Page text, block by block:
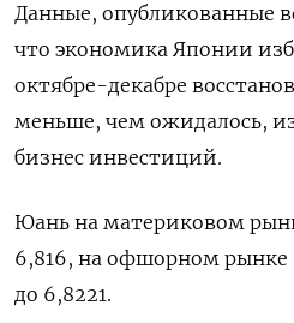
Данные, опубликованные
что экономика Японии
октябре-декабре
меньше, чем ожидалось,
бизнес инвестиций.
Юань на материковом
6,816​, на офшорном рынке
до 6,8221.